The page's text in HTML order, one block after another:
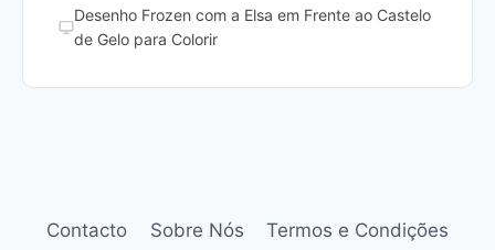
Desenho Frozen com a Elsa em Frente ao Castelo
de Gelo para Colorir
Contacto Sobre Nós
Termos e Condições